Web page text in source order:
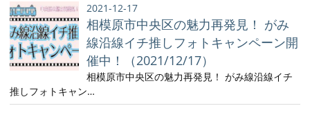
2021-12-17
相模原市中央区の魅力再発見！ がみ
線沿線イチ推しフォトキャンペーン開
催中！（2021/12/17）
相模原市中央区の魅力再発見！ がみ線沿線イチ
推しフォトキャン…